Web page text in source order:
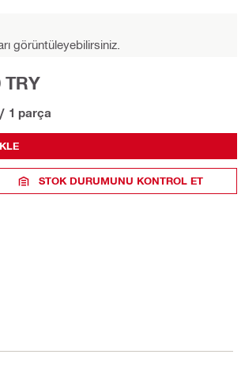
görüntüleyebilirsiniz.
TRY
/ 1 parça
STOK DURUMUNU KONTROL ET